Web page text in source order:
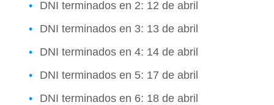
DNI terminados en 2: 12 de abril
DNI terminados en 3: 13 de abril
DNI terminados en 4: 14 de abril
DNI terminados en 5: 17 de abril
DNI terminados en 6: 18 de abril